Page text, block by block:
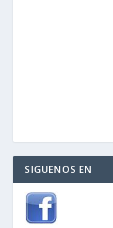
SIGUENOS EN